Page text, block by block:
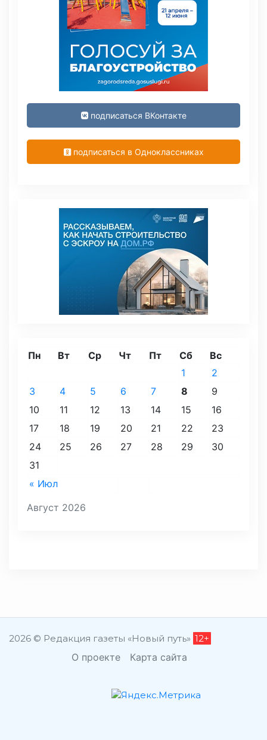
подписаться ВКонтакте
подписаться в Одноклассниках
Август 2026
Пн Вт Ср Чт Пт Сб Вс
« Июл
1
2
3
4 5 6 7 8
9
10
11 12 13 14 15
16
17
18 19 20 21 22
23
24
25 26 27 28 29
30
31
2026 © Редакция газеты «Новый путь» 12+
О проекте Карта сайта